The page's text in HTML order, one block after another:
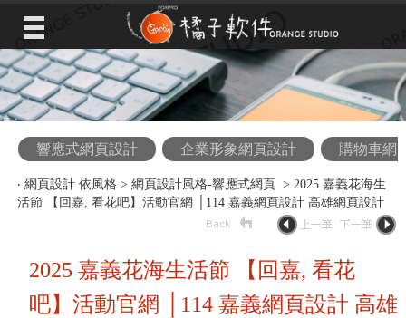
響應式網頁設計 企業形象網頁設計 購物車網
‧ 網頁設計 依風格> 網頁設計風格-響應式網頁
> 2025 嘉義花海生
活節 【回嘉, 看花吧】活動官網 │114 嘉義網頁設計 高雄網頁設計
2025 嘉義花海生活節 【回嘉, 看花
吧】活動官網 │114 嘉義網頁設計 高雄